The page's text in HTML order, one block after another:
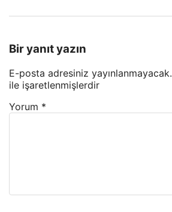
Bir yanıt yazın
E-posta adresiniz yayınlanmayacak.
ile işaretlenmişlerdir
Yorum *